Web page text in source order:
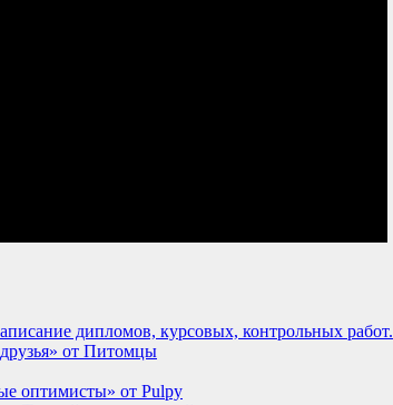
дипломов, курсовых, контрольных работ.
от Питомцы
оптимисты» от Pulpy